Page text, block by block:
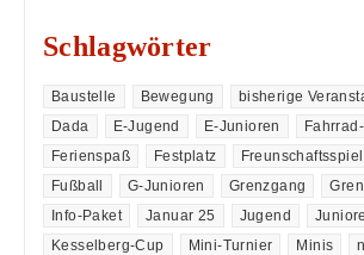
Schlagwörter
Baustelle Bewegung
bisherige
Dada
E-Jugend E-Junioren
Ferienspaß
Festplatz Freunschaftsspiel
Fußball
G-Junioren Grenzgang
Info-Paket
Januar 25 Jugend
Kesselberg-Cup
Mini-Turnier Minis